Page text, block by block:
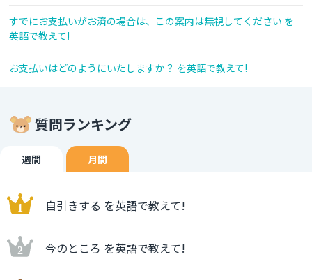
すでにお支払いがお済の場合は、この案内は無視してください を
英語で教えて!
お支払いはどのようにいたしますか？ を英語で教えて!
質問ランキング
週間 月間
自引きする を英語で教えて!
今のところ を英語で教えて!